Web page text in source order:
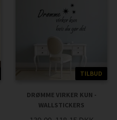
TILBUD
DRØMME VIRKER KUN -
WALLSTICKERS